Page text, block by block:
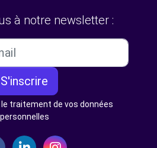
à notre newsletter :
S'inscrire
traitement de vos données
personnelles